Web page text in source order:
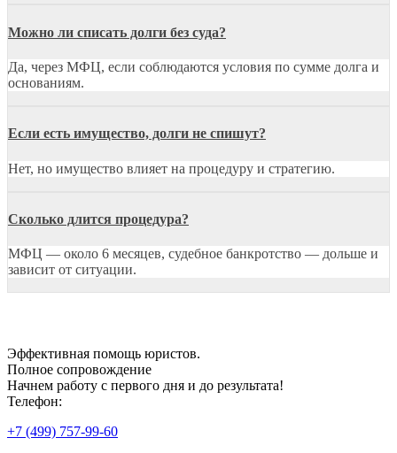
Можно ли списать долги без суда?
Да, через МФЦ, если соблюдаются условия по сумме долга и
основаниям.
Если есть имущество, долги не спишут?
Нет, но имущество влияет на процедуру и стратегию.
Сколько длится процедура?
МФЦ — около 6 месяцев, судебное банкротство — дольше и
зависит от ситуации.
Эффективная помощь юристов.
Полное сопровождение
Начнем работу с первого дня и до результата!
Телефон:
+7 (499) 757-99-60